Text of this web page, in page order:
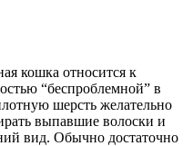
кошка относится к
“беспроблемной” в
шерсть желательно
выпавшие волоски и
вид. Обычно достаточно